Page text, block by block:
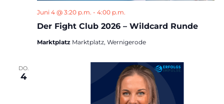
Der Fight Club 2026 – Wildcard Runde
Juni 4 @ 3:20 p.m. - 4:00 p.m.
Marktplatz Marktplatz, Wernigerode
DO.
4